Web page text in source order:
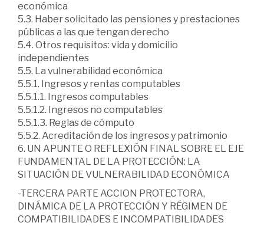
económica
5.3. Haber solicitado las pensiones y prestaciones
públicas a las que tengan derecho
5.4. Otros requisitos: vida y domicilio
independientes
5.5. La vulnerabilidad económica
5.5.1. Ingresos y rentas computables
5.5.1.1. Ingresos computables
5.5.1.2. Ingresos no computables
5.5.1.3. Reglas de cómputo
5.5.2. Acreditación de los ingresos y patrimonio
6. UN APUNTE O REFLEXIÓN FINAL SOBRE EL EJE
FUNDAMENTAL DE LA PROTECCIÓN: LA
SITUACIÓN DE VULNERABILIDAD ECONÓMICA
-TERCERA PARTE ACCION PROTECTORA,
DINÁMICA DE LA PROTECCIÓN Y RÉGIMEN DE
COMPATIBILIDADES E INCOMPATIBILIDADES